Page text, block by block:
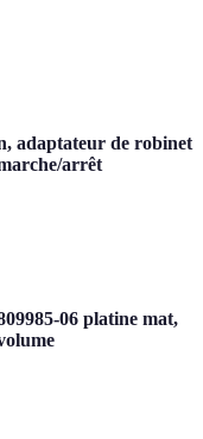
adaptateur de robinet
arrêt
06 platine mat,